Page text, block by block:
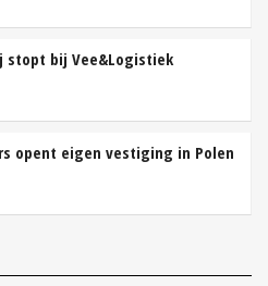
stopt bij Vee&Logistiek
opent eigen vestiging in Polen